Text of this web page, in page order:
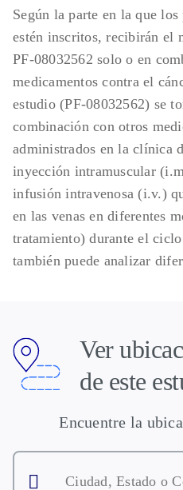
Según la parte en la que
estén inscritos, recibirán el
PF-08032562 solo o en
medicamentos contra el
estudio (PF-08032562) se
combinación con otros
administrados en la clínica
inyección intramuscular
infusión intravenosa (i.v.)
en las venas en diferentes
tratamiento) durante el
también puede analizar
Ver
de este
Encuentre la
Ciudad,
Estado